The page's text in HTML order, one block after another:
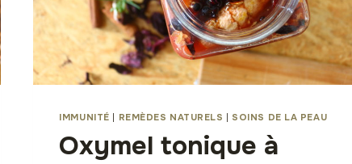
IMMUNITÉ | REMÈDES NATURELS | SOINS DE LA PEAU
Oxymel tonique à